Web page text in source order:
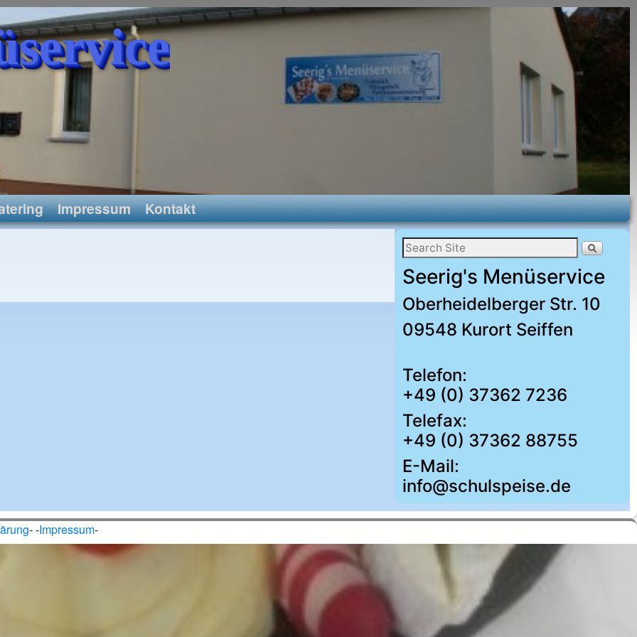
Impressum Kontakt
Seerig's Menüservice
Oberheidelberger Str. 10
09548 Kurort Seiffen
Telefon:
+49 (0) 37362 7236
Telefax:
+49 (0) 37362 88755
E-Mail:
info@schulspeise.de
- -Impressum-